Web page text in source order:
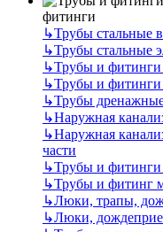
фитинги
↳Трубы стальные
↳Трубы стальные
↳Трубы и
↳Трубы и
↳Трубы
↳Наружная
↳Наружная
части
↳Трубы и фитинги
↳Трубы и фитинг
↳Люки, трапы,
↳Люки,